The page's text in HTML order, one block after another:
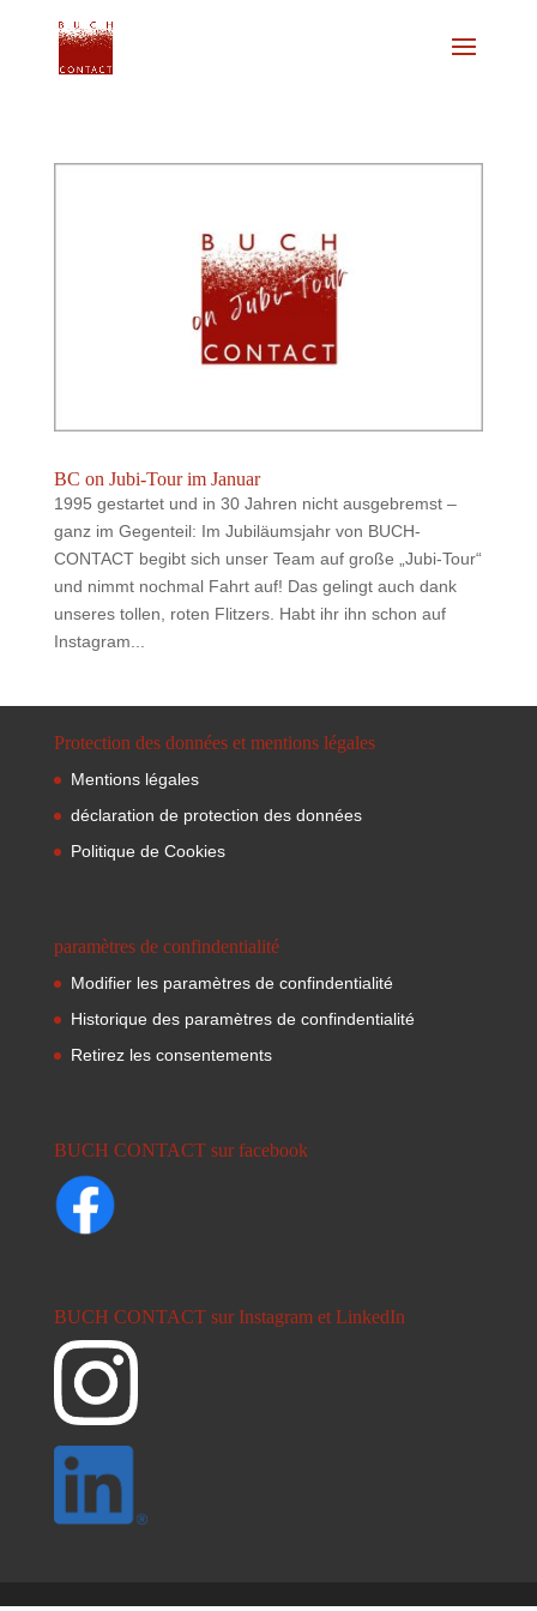
BC on Jubi-Tour im Januar
1995 gestartet und in 30 Jahren nicht ausgebremst –
ganz im Gegenteil: Im Jubiläumsjahr von BUCH-
CONTACT begibt sich unser Team auf große „Jubi-Tour“
und nimmt nochmal Fahrt auf! Das gelingt auch dank
unseres tollen, roten Flitzers. Habt ihr ihn schon auf
Instagram...
Protection des données et mentions légales
Mentions légales
déclaration de protection des données
Politique de Cookies
paramètres de confindentialité
Modifier les paramètres de confindentialité
Historique des paramètres de confindentialité
Retirez les consentements
BUCH CONTACT sur facebook
BUCH CONTACT sur Instagram et LinkedIn